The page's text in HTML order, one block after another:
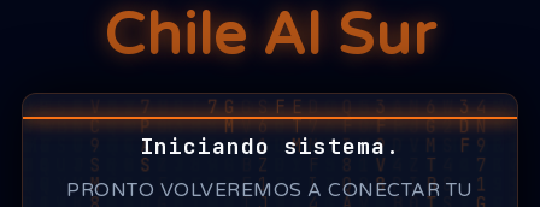
Chile Al Sur
Iniciando sistema.
PRONTO VOLVEREMOS A CONECTAR TU